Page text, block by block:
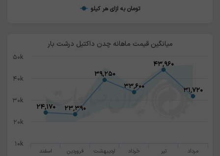
تومان به ازای هر کیلو
میانگین قیمت ماهانه چدن داکتیل درشت بار
۲۴,۱۷۰
۲۴,۱۷۰ ۲۳,۳۹۰
۲۳,۳۹۰
۳۹,۲۵۰
۳۹,۲۵۰
۳۳,۶۰۰
۳۳,۶۰۰
۴۳,۹۶۰
۴۳,۹۶۰
۳۱,۷۲۰
۳۱,۷۲۰
اسفند فروردین اردیبهشت خرداد تیر مرداد
۱۰k
۲۰k
۳۰k
۴۰k
۵۰k